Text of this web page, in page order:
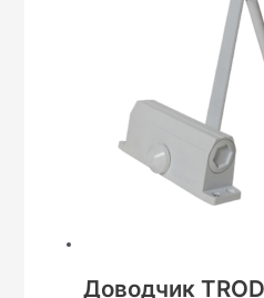
Доводчик